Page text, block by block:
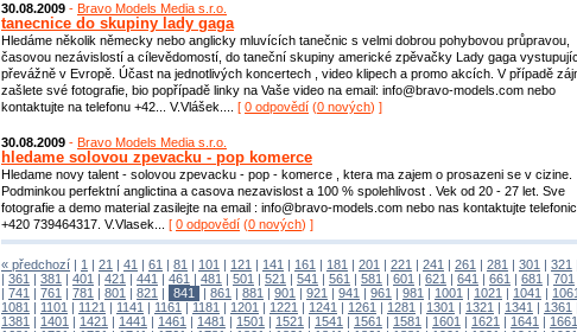
30.08.2009 - Bravo Models Media s.r.o.
tanecnice do skupiny lady gaga
Hledáme několik německy nebo anglicky mluvících tanečnic s velmi dobrou pohybovou průpravou,
časovou nezávislostí a cílevědomostí, do taneční skupiny americké zpěvačky Lady gaga
převážně v Evropě. Účast na jednotlivých koncertech , video klipech a promo akcích. V případě
zašlete své fotografie, bio popřípadě linky na Vaše video na email: info@bravo-models.com nebo
kontaktujte na telefonu +42... V.Vlášek.... [ 0 odpovědí (0 nových) ]
30.08.2009 - Bravo Models Media s.r.o.
hledame solovou zpevacku - pop komerce
Hledame novy talent - solovou zpevacku - pop - komerce , ktera ma zajem o prosazeni se v cizine.
Podminkou perfektní anglictina a casova nezavislost a 100 % spolehlivost . Vek od 20 - 27 let. Sve
fotografie a demo material zasilejte na email : info@bravo-models.com nebo nas kontaktujte
+420 739464317. V.Vlasek... [ 0 odpovědí (0 nových) ]
« předchozí | 1 | 21 | 41 | 61 | 81 | 101 | 121 | 141 | 161 | 181 | 201 | 221 | 241 | 261 | 281 | 301 | 321
| 361 | 381 | 401 | 421 | 441 | 461 | 481 | 501 | 521 | 541 | 561 | 581 | 601 | 621 | 641 | 661 | 681 | 701
| 741 | 761 | 781 | 801 | 821 | 841 | 861 | 881 | 901 | 921 | 941 | 961 | 981 | 1001 | 1021 | 1041 | 1061
1081 | 1101 | 1121 | 1141 | 1161 | 1181 | 1201 | 1221 | 1241 | 1261 | 1281 | 1301 | 1321 | 1341 | 1361
1381 | 1401 | 1421 | 1441 | 1461 | 1481 | 1501 | 1521 | 1541 | 1561 | 1581 | 1601 | 1621 | 1641 | 1661